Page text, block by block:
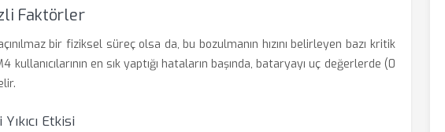
Faktörler
bir fiziksel süreç olsa da, bu bozulmanın hızını belirleyen bazı kritik
kullanıcılarının en sık yaptığı hataların başında, bataryayı uç değerlerde (0
Etkisi